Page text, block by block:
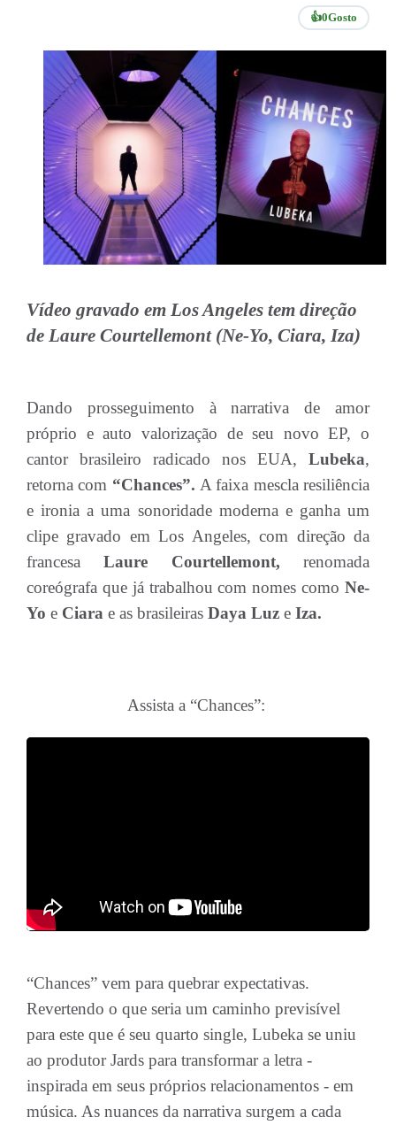
👍0Gosto
Vídeo gravado em Los Angeles tem direção
de Laure Courtellemont (Ne-Yo, Ciara, Iza)
Dando prosseguimento à narrativa de amor
próprio e auto valorização de seu novo EP, o
cantor brasileiro radicado nos EUA, Lubeka,
retorna com “Chances”. A faixa mescla resiliência
e ironia a uma sonoridade moderna e ganha um
clipe gravado em Los Angeles, com direção da
francesaLaure Courtellemont, renomada
coreógrafa que já trabalhou com nomes como Ne-
Yo e Ciara e as brasileiras Daya Luz e Iza.
Assista a “Chances”:
“Chances” vem para quebrar expectativas.
Revertendo o que seria um caminho previsível
para este que é seu quarto single, Lubeka se uniu
ao produtor Jards para transformar a letra -
inspirada em seus próprios relacionamentos - em
música. As nuances da narrativa surgem a cada